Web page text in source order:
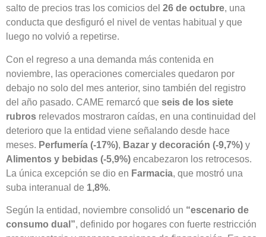
salto de precios tras los comicios del 26 de octubre, una
conducta que desfiguró el nivel de ventas habitual y que
luego no volvió a repetirse.
Con el regreso a una demanda más contenida en
noviembre, las operaciones comerciales quedaron por
debajo no solo del mes anterior, sino también del registro
del año pasado. CAME remarcó que seis de los siete
rubros relevados mostraron caídas, en una continuidad del
deterioro que la entidad viene señalando desde hace
meses. Perfumería (-17%), Bazar y decoración (-9,7%) y
Alimentos y bebidas (-5,9%) encabezaron los retrocesos.
La única excepción se dio en Farmacia, que mostró una
suba interanual de 1,8%.
Según la entidad, noviembre consolidó un “escenario de
consumo dual”, definido por hogares con fuerte restricción